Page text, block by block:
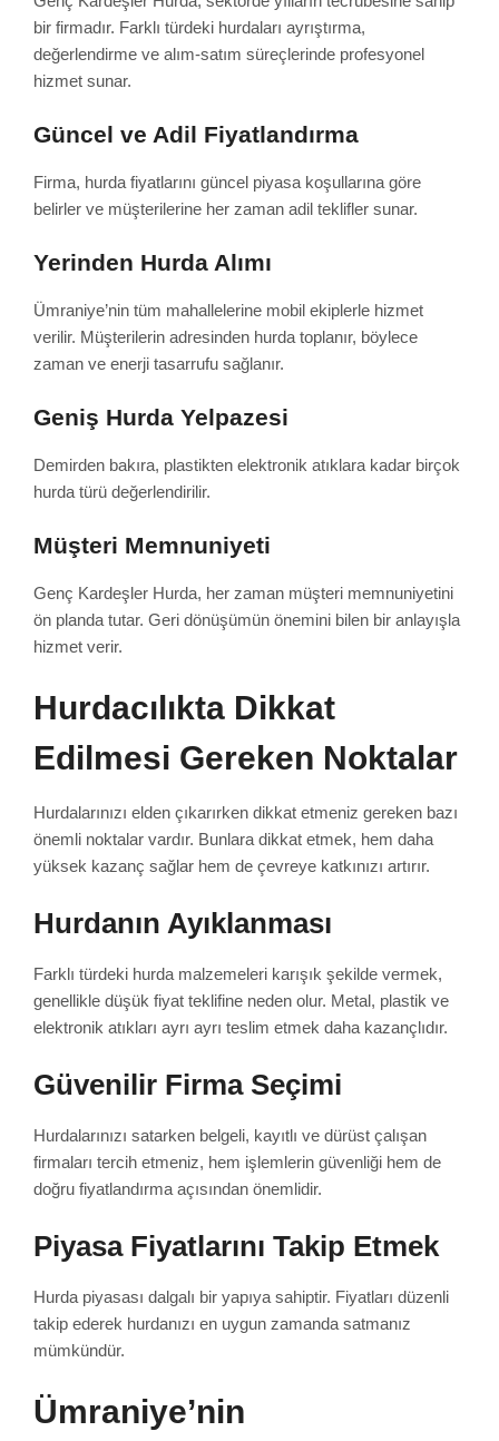
bir firmadır. Farklı türdeki hurdaları ayrıştırma,
değerlendirme ve alım-satım süreçlerinde profesyonel
hizmet sunar.
Güncel ve Adil Fiyatlandırma
Firma, hurda fiyatlarını güncel piyasa koşullarına göre
belirler ve müşterilerine her zaman adil teklifler sunar.
Yerinden Hurda Alımı
Ümraniye’nin tüm mahallelerine mobil ekiplerle hizmet
verilir. Müşterilerin adresinden hurda toplanır, böylece
zaman ve enerji tasarrufu sağlanır.
Geniş Hurda Yelpazesi
Demirden bakıra, plastikten elektronik atıklara kadar birçok
hurda türü değerlendirilir.
Müşteri Memnuniyeti
Genç Kardeşler Hurda, her zaman müşteri memnuniyetini
ön planda tutar. Geri dönüşümün önemini bilen bir anlayışla
hizmet verir.
Hurdacılıkta Dikkat
Edilmesi Gereken Noktalar
Hurdalarınızı elden çıkarırken dikkat etmeniz gereken bazı
önemli noktalar vardır. Bunlara dikkat etmek, hem daha
yüksek kazanç sağlar hem de çevreye katkınızı artırır.
Hurdanın Ayıklanması
Farklı türdeki hurda malzemeleri karışık şekilde vermek,
genellikle düşük fiyat teklifine neden olur. Metal, plastik ve
elektronik atıkları ayrı ayrı teslim etmek daha kazançlıdır.
Güvenilir Firma Seçimi
Hurdalarınızı satarken belgeli, kayıtlı ve dürüst çalışan
firmaları tercih etmeniz, hem işlemlerin güvenliği hem de
doğru fiyatlandırma açısından önemlidir.
Piyasa Fiyatlarını Takip Etmek
Hurda piyasası dalgalı bir yapıya sahiptir. Fiyatları düzenli
takip ederek hurdanızı en uygun zamanda satmanız
mümkündür.
Ümraniye’nin